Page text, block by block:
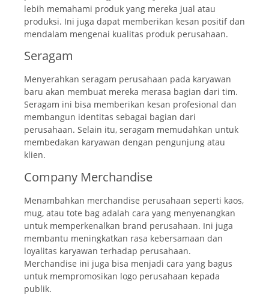
lebih memahami produk yang mereka jual atau
produksi. Ini juga dapat memberikan kesan positif dan
mendalam mengenai kualitas produk perusahaan.
Seragam
Menyerahkan seragam perusahaan pada karyawan
baru akan membuat mereka merasa bagian dari tim.
Seragam ini bisa memberikan kesan profesional dan
membangun identitas sebagai bagian dari
perusahaan. Selain itu, seragam memudahkan untuk
membedakan karyawan dengan pengunjung atau
klien.
Company Merchandise
Menambahkan merchandise perusahaan seperti kaos,
mug, atau tote bag adalah cara yang menyenangkan
untuk memperkenalkan brand perusahaan. Ini juga
membantu meningkatkan rasa kebersamaan dan
loyalitas karyawan terhadap perusahaan.
Merchandise ini juga bisa menjadi cara yang bagus
untuk mempromosikan logo perusahaan kepada
publik.